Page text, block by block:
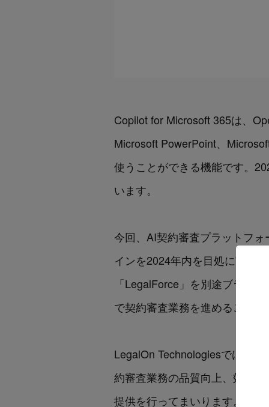
Copilot for Microsoft 365は、
Microsoft PowerPoint、
使うことができる機能です。
います。
今回、AI契約審査プラットフ
インを2024年内を目処に実装
「LegalForce」を別途ブラウ
で契約審査業務を進めること
LegalOn Technologiesでは、
約審査業務の品質向上、効率
提供を行ってまいります。